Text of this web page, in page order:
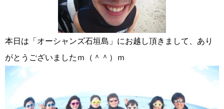
本日は「オーシャンズ石垣島」にお越し頂きまして、あり
がとうございましたｍ（＾＾）ｍ